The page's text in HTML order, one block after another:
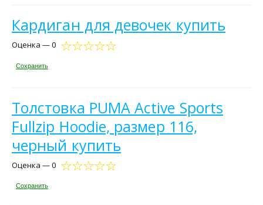
Кардиган для девочек купить
Оценка — 0
Сохранить
Толстовка PUMA Active Sports
Fullzip Hoodie, размер 116,
черный купить
Оценка — 0
Сохранить